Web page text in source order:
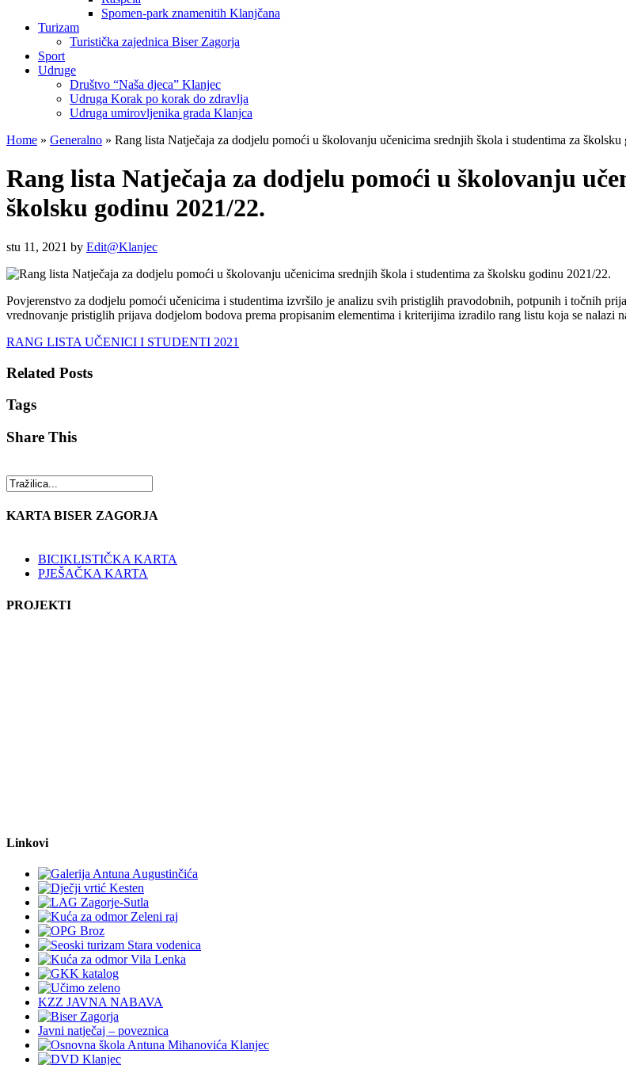
Spomen-park znamenitih Klanjčana
Turizam
Turistička zajednica Biser Zagorja
Sport
Udruge
Društvo “Naša djeca” Klanjec
Udruga Korak po korak do zdravlja
Udruga umirovljenika grada Klanjca
Home » Generalno » Rang lista Natječaja za dodjelu pomoći u školovanju učenicima srednjih škola i studentima za školsku
Rang lista Natječaja za dodjelu pomoći u školovanju
školsku godinu 2021/22.
stu 11, 2021 by Edit@Klanjec
Povjerenstvo za dodjelu pomoći učenicima i studentima izvršilo je analizu svih pristiglih pravodobnih, potpunih i točnih
vrednovanje pristiglih prijava dodjelom bodova prema propisanim elementima i kriterijima izradilo rang listu koja se nalazi
RANG LISTA UČENICI I STUDENTI 2021
Related Posts
Tags
Share This
KARTA BISER ZAGORJA
BICIKLISTIČKA KARTA
PJEŠAČKA KARTA
PROJEKTI
Linkovi
KZZ JAVNA NABAVA
Javni natječaj – poveznica